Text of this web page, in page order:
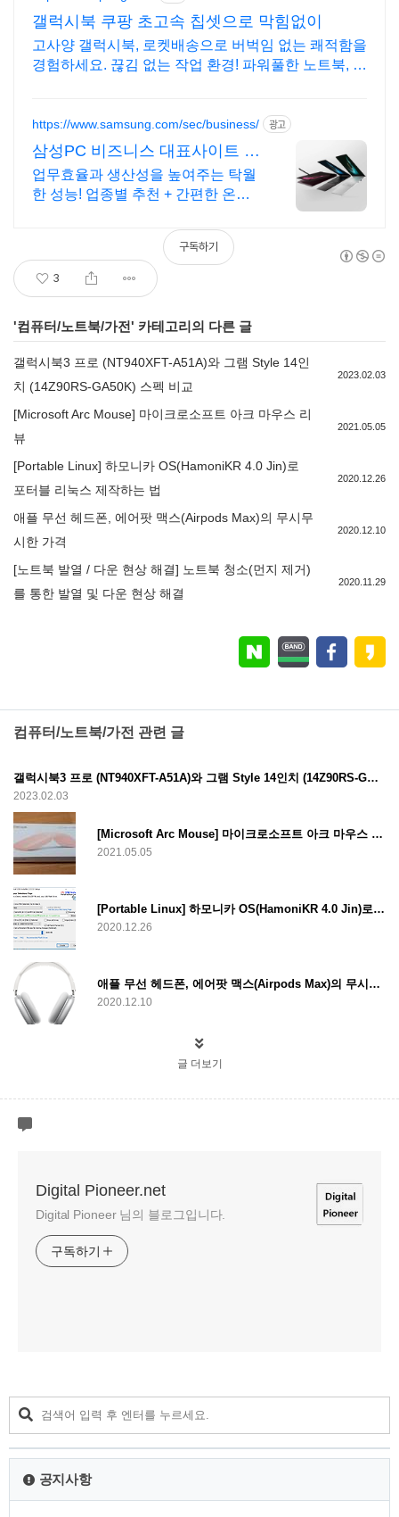
갤럭시북 쿠팡 초고속 칩셋으로 막힘없이
고사양 갤럭시북, 로켓배송으로 버벅임 없는 쾌적함을
경험하세요. 끊김 없는 작업 환경! 파워풀한 노트북, 쿠
https://www.samsung.com/sec/business/ 광고
삼성PC 비즈니스 대표사이트 본
사 공식 운영 견적문의
업무효율과 생산성을 높여주는 탁월
한 성능! 업종별 추천 + 간편한 온라
3
구독하기
'컴퓨터/노트북/가전' 카테고리의 다른 글
갤럭시북3 프로 (NT940XFT-A51A)와 그램 Style 14인
치 (14Z90RS-GA50K) 스펙 비교
2023.02.03
[Microsoft Arc Mouse] 마이크로소프트 아크 마우스 리
뷰
2021.05.05
[Portable Linux] 하모니카 OS(HamoniKR 4.0 Jin)로
포터블 리눅스 제작하는 법
2020.12.26
애플 무선 헤드폰, 에어팟 맥스(Airpods Max)의 무시무
시한 가격
2020.12.10
[노트북 발열 / 다운 현상 해결] 노트북 청소(먼지 제거)
를 통한 발열 및 다운 현상 해결
2020.11.29
컴퓨터/노트북/가전 관련 글
갤럭시북3 프로 (NT940XFT-A51A)와 그램 Style 14인치 (14Z90RS-GA50K) 스펙 비교
2023.02.03
[Microsoft Arc Mouse] 마이크로소프트 아크 마우스 리뷰
2021.05.05
[Portable Linux] 하모니카 OS(HamoniKR 4.0 Jin)로 포터블 리눅스 제작하는 법
2020.12.26
애플 무선 헤드폰, 에어팟 맥스(Airpods Max)의 무시무시한 가격
2020.12.10
글 더보기
Digital Pioneer.net
Digital Pioneer 님의 블로그입니다.
구독하기
공지사항